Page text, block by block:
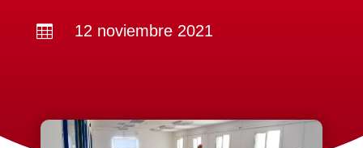
 12 noviembre 2021